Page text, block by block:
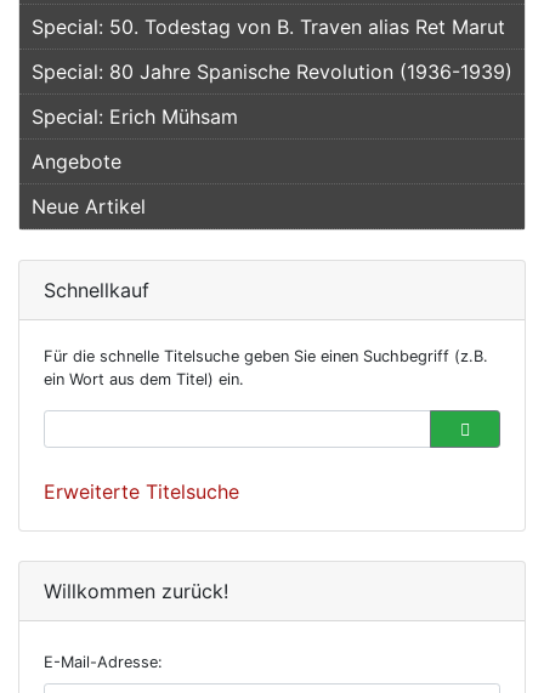
Special: 50. Todestag von B. Traven alias Ret Marut
Special: 80 Jahre Spanische Revolution (1936-1939)
Special: Erich Mühsam
Angebote
Neue Artikel
Schnellkauf
Für die schnelle Titelsuche geben Sie einen Suchbegriff (z.B.
ein Wort aus dem Titel) ein.
Erweiterte Titelsuche
Willkommen zurück!
E-Mail-Adresse: